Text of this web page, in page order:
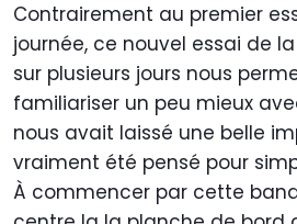
Contrairement au premier
journée, ce nouvel essai de
sur plusieurs jours nous
familiariser un peu mieux
nous avait laissé une belle
vraiment été pensé pour
À commencer par cette